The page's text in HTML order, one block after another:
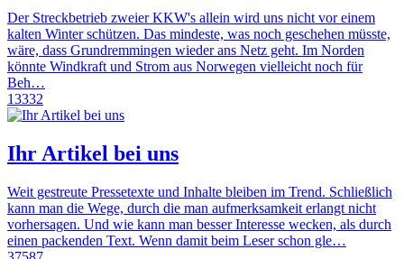
Der Streckbetrieb zweier KKW's allein wird uns nicht vor einem
kalten Winter schützen. Das mindeste, was noch geschehen müsste,
wäre, dass Grundremmingen wieder ans Netz geht. Im Norden
könnte Windkraft und Strom aus Norwegen vielleicht noch für
Beh…
13332
Ihr Artikel bei uns
Weit gestreute Pressetexte und Inhalte bleiben im Trend. Schließlich
kann man die Wege, durch die man aufmerksamkeit erlangt nicht
vorhersagen. Und wie kann man besser Interesse wecken, als durch
einen packenden Text. Wenn damit beim Leser schon gle…